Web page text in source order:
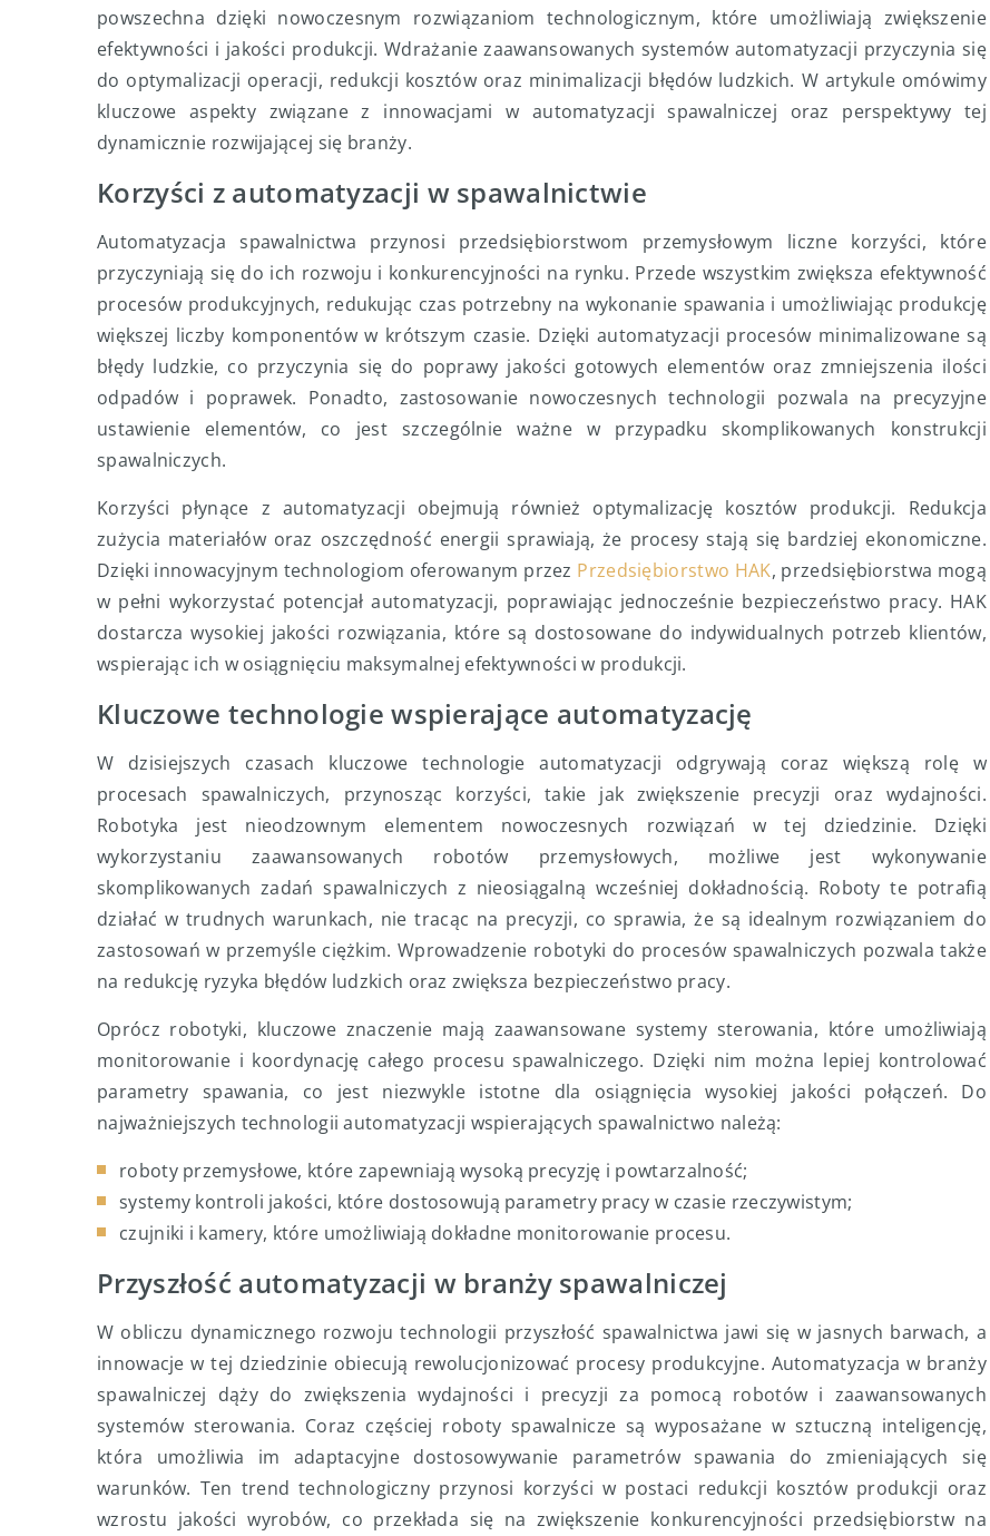
powszechna dzięki nowoczesnym rozwiązaniom technologicznym, które umożliwiają zwiększenie
efektywności i jakości produkcji. Wdrażanie zaawansowanych systemów automatyzacji przyczynia się
do optymalizacji operacji, redukcji kosztów oraz minimalizacji błędów ludzkich. W artykule omówimy
kluczowe aspekty związane z innowacjami w automatyzacji spawalniczej oraz perspektywy tej
dynamicznie rozwijającej się branży.
Korzyści z automatyzacji w spawalnictwie
Automatyzacja spawalnictwa przynosi przedsiębiorstwom przemysłowym liczne korzyści, które
przyczyniają się do ich rozwoju i konkurencyjności na rynku. Przede wszystkim zwiększa efektywność
procesów produkcyjnych, redukując czas potrzebny na wykonanie spawania i umożliwiając produkcję
większej liczby komponentów w krótszym czasie. Dzięki automatyzacji procesów minimalizowane są
błędy ludzkie, co przyczynia się do poprawy jakości gotowych elementów oraz zmniejszenia ilości
odpadów i poprawek. Ponadto, zastosowanie nowoczesnych technologii pozwala na precyzyjne
ustawienie elementów, co jest szczególnie ważne w przypadku skomplikowanych konstrukcji
spawalniczych.
Korzyści płynące z automatyzacji obejmują również optymalizację kosztów produkcji. Redukcja
zużycia materiałów oraz oszczędność energii sprawiają, że procesy stają się bardziej ekonomiczne.
Dzięki innowacyjnym technologiom oferowanym przez Przedsiębiorstwo HAK, przedsiębiorstwa mogą
w pełni wykorzystać potencjał automatyzacji, poprawiając jednocześnie bezpieczeństwo pracy. HAK
dostarcza wysokiej jakości rozwiązania, które są dostosowane do indywidualnych potrzeb klientów,
wspierając ich w osiągnięciu maksymalnej efektywności w produkcji.
Kluczowe technologie wspierające automatyzację
W dzisiejszych czasach kluczowe technologie automatyzacji odgrywają coraz większą rolę w
procesach spawalniczych, przynosząc korzyści, takie jak zwiększenie precyzji oraz wydajności.
Robotyka jest nieodzownym elementem nowoczesnych rozwiązań w tej dziedzinie. Dzięki
wykorzystaniu zaawansowanych robotów przemysłowych, możliwe jest wykonywanie
skomplikowanych zadań spawalniczych z nieosiągalną wcześniej dokładnością. Roboty te potrafią
działać w trudnych warunkach, nie tracąc na precyzji, co sprawia, że są idealnym rozwiązaniem do
zastosowań w przemyśle ciężkim. Wprowadzenie robotyki do procesów spawalniczych pozwala także
na redukcję ryzyka błędów ludzkich oraz zwiększa bezpieczeństwo pracy.
Oprócz robotyki, kluczowe znaczenie mają zaawansowane systemy sterowania, które umożliwiają
monitorowanie i koordynację całego procesu spawalniczego. Dzięki nim można lepiej kontrolować
parametry spawania, co jest niezwykle istotne dla osiągnięcia wysokiej jakości połączeń. Do
najważniejszych technologii automatyzacji wspierających spawalnictwo należą:
roboty przemysłowe, które zapewniają wysoką precyzję i powtarzalność;
systemy kontroli jakości, które dostosowują parametry pracy w czasie rzeczywistym;
czujniki i kamery, które umożliwiają dokładne monitorowanie procesu.
Przyszłość automatyzacji w branży spawalniczej
W obliczu dynamicznego rozwoju technologii przyszłość spawalnictwa jawi się w jasnych barwach, a
innowacje w tej dziedzinie obiecują rewolucjonizować procesy produkcyjne. Automatyzacja w branży
spawalniczej dąży do zwiększenia wydajności i precyzji za pomocą robotów i zaawansowanych
systemów sterowania. Coraz częściej roboty spawalnicze są wyposażane w sztuczną inteligencję,
która umożliwia im adaptacyjne dostosowywanie parametrów spawania do zmieniających się
warunków. Ten trend technologiczny przynosi korzyści w postaci redukcji kosztów produkcji oraz
wzrostu jakości wyrobów, co przekłada się na zwiększenie konkurencyjności przedsiębiorstw na